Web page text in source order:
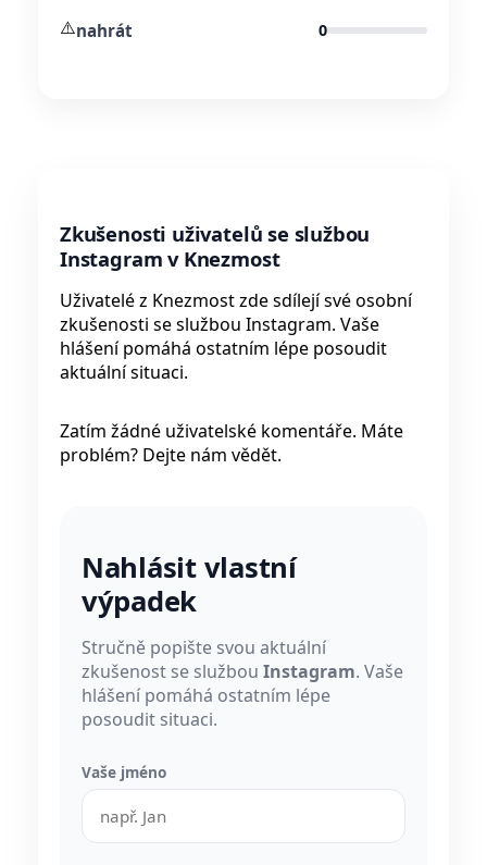
⚠️nahrát 0
Zkušenosti uživatelů se službou
Instagram v Knezmost
Uživatelé z Knezmost zde sdílejí své osobní
zkušenosti se službou Instagram. Vaše
hlášení pomáhá ostatním lépe posoudit
aktuální situaci.
Zatím žádné uživatelské komentáře. Máte
problém? Dejte nám vědět.
Nahlásit vlastní
výpadek
Stručně popište svou aktuální
zkušenost se službou Instagram. Vaše
hlášení pomáhá ostatním lépe
posoudit situaci.
Vaše jméno